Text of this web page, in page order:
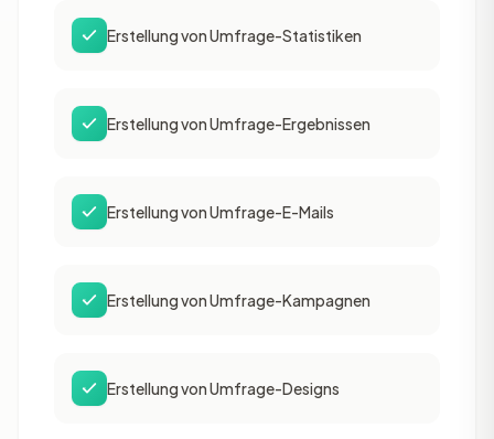
Erstellung von Umfrage-Statistiken
Erstellung von Umfrage-Ergebnissen
Erstellung von Umfrage-E-Mails
Erstellung von Umfrage-Kampagnen
Erstellung von Umfrage-Designs